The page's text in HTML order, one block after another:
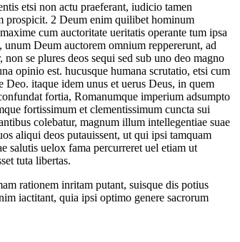
etsi non actu praeferant, iudicio tamen
prospicit. 2 Deum enim quilibet hominum
cum auctoritate ueritatis operante tum ipsa
Deum auctorem omnium reppererunt, ad
se plures deos sequi sed sub uno deo magno
opinio est. hucusque humana scrutatio, etsi cum
Deo. itaque idem unus et uerus Deus, in quem
fortia, Romanumque imperium adsumpto
fortissimum et clementissimum cuncta sui
colebatur, magnum illum intellegentiae suae
aliqui deos putauissent, ut qui ipsi tamquam
salutis uelox fama percurreret uel etiam ut
tuta libertas.
rationem inritam putant, suisque dis potius
iactitant, quia ipsi optimo genere sacrorum